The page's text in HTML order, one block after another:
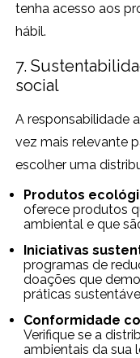
tenha acesso aos
hábil.
7.
social
A responsabilidade
vez mais relevante
escolher uma
Produtos
oferece produtos
ambiental e que
Iniciativas
programas de
doações que
práticas
Conformidade
Verifique se a
ambientais da sua